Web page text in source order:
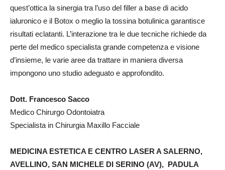
quest’ottica la sinergia tra l’uso del filler a base di acido
ialuronico e il Botox o meglio la tossina botulinica garantisce
risultati eclatanti. L’interazione tra le due tecniche richiede da
perte del medico specialista grande competenza e visione
d’insieme, le varie aree da trattare in maniera diversa
impongono uno studio adeguato e approfondito.
Dott. Francesco Sacco
Medico Chirurgo Odontoiatra
Specialista in Chirurgia Maxillo Facciale
MEDICINA ESTETICA E CENTRO LASER A SALERNO,
AVELLINO, SAN MICHELE DI SERINO (AV), PADULA